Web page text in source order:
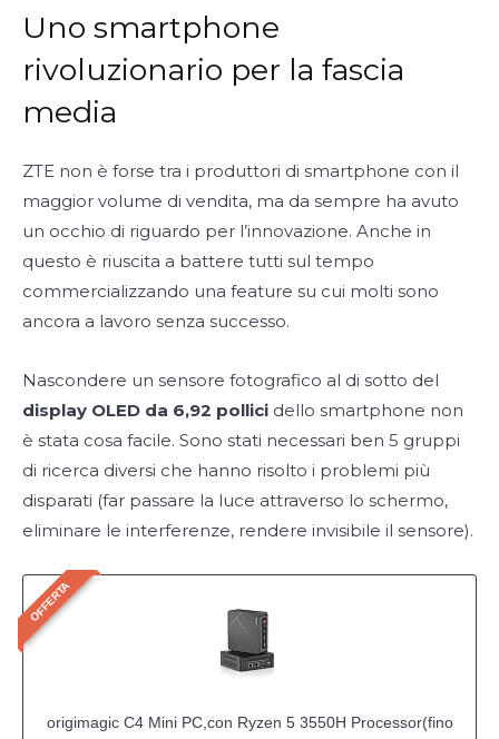
Uno smartphone
rivoluzionario per la fascia
media
ZTE non è forse tra i produttori di smartphone con il
maggior volume di vendita, ma da sempre ha avuto
un occhio di riguardo per l’innovazione. Anche in
questo è riuscita a battere tutti sul tempo
commercializzando una feature su cui molti sono
ancora a lavoro senza successo.
Nascondere un sensore fotografico al di sotto del
display OLED da 6,92 pollici dello smartphone non
è stata cosa facile. Sono stati necessari ben 5 gruppi
di ricerca diversi che hanno risolto i problemi più
disparati (far passare la luce attraverso lo schermo,
eliminare le interferenze, rendere invisibile il sensore).
OFFERTA
origimagic C4 Mini PC,con Ryzen 5 3550H Processor(fino